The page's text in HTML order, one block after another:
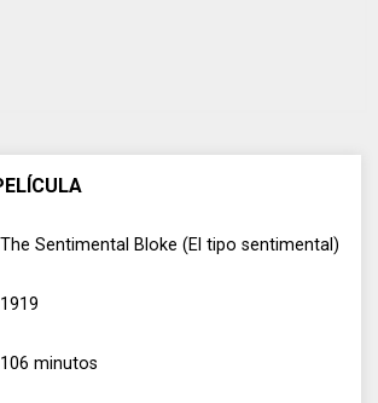
The Sentimental Bloke (El tipo sentimental)
1919
106 minutos